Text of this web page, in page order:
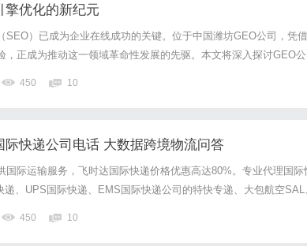
擎优化的新纪元
SEO）已成为企业在线成功的关键。位于中国潍坊GEO公司，凭借
，正成为推动这一领域革命性发展的先驱。本文将深入探讨GEO公
一、GEO公司的概述潍坊GEO公司成立于XXX...
450 10
际快递公司电话 大数据跨境物流问答
国际运输服务，飞时达国际快递价格优惠高达80%。专业代理国际
、UPS国际快递、EMS国际快递公司的特快专递、大包航空SAL
苏省的重要交通枢纽，承载着丰富的物流需求。这里不仅是文化古
飞时达快递国际货运代理有限公司，立足扬...
450 10